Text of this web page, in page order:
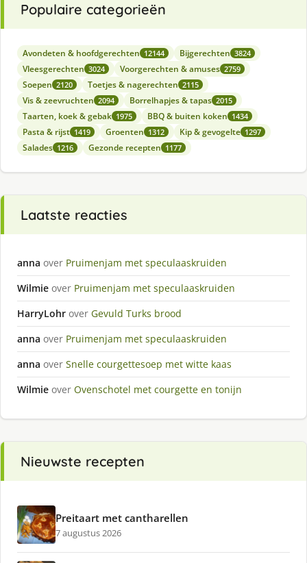
Populaire categorieën
Avondeten & hoofdgerechten 12144 Bijgerechten 3824
Vleesgerechten 3024 Voorgerechten & amuses 2759
Soepen 2120 Toetjes & nagerechten 2115
Vis & zeevruchten 2094 Borrelhapjes & tapas 2015
Taarten, koek & gebak 1975 BBQ & buiten koken 1434
Pasta & rijst 1419 Groenten 1312 Kip & gevogelte 1297
Salades 1216 Gezonde recepten 1177
Laatste reacties
anna over Pruimenjam met speculaaskruiden
Wilmie over Pruimenjam met speculaaskruiden
HarryLohr over Gevuld Turks brood
anna over Pruimenjam met speculaaskruiden
anna over Snelle courgettesoep met witte kaas
Wilmie over Ovenschotel met courgette en tonijn
Nieuwste recepten
Preitaart met cantharellen
7 augustus 2026